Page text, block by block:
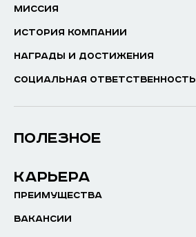
МИССИЯ
ИСТОРИЯ КОМПАНИИ
НАГРАДЫ И ДОСТИЖЕНИЯ
СОЦИАЛЬНАЯ ОТВЕТСТВЕННОСТЬ
ПОЛЕЗНОЕ
КАРЬЕРА
ПРЕИМУЩЕСТВА
ВАКАНСИИ